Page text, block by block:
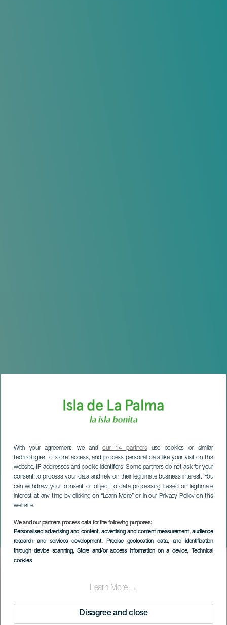
With your agreement, we andour 14 partnersuse cookies or similar
technologies to store, access, and process personal data like your visit on this
website, IP addresses and cookie identifiers. Some partners do not ask for your
consent to process your data and rely on their legitimate business interest. You
can withdraw your consent or object to data processing based on legitimate
interest at any time by clicking on “Learn More” or in our Privacy Policy on this
website.
We and our partners process data for the following purposes:
Personalised advertising and content, advertising and content measurement, audience
research and services development, Precise geolocation data, and identification
through device scanning, Store and/or access information on a device, Technical
cookies
Learn More →
Disagree and close
Il Giardino D' Amore in
concert
LA PALMA
Imagen